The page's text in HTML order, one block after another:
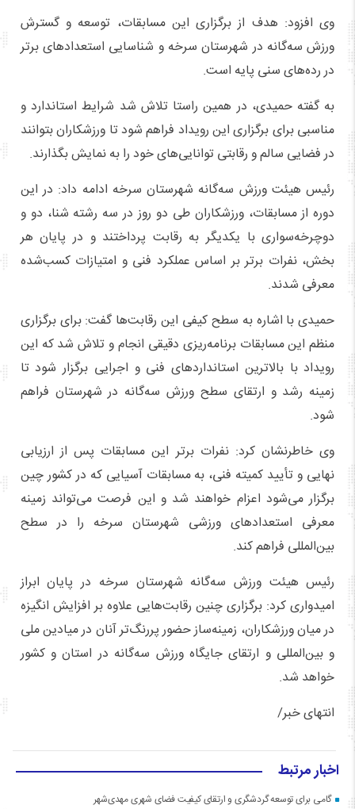
وی افزود: هدف از برگزاری این مسابقات، توسعه و گسترش
ورزش سه‌گانه در شهرستان سرخه و شناسایی استعدادهای برتر
در رده‌های سنی پایه است.
به گفته حمیدی، در همین راستا تلاش شد شرایط استاندارد و
مناسبی برای برگزاری این رویداد فراهم شود تا ورزشکاران بتوانند
در فضایی سالم و رقابتی توانایی‌های خود را به نمایش بگذارند.
رئیس هیئت ورزش سه‌گانه شهرستان سرخه ادامه داد: در این
دوره از مسابقات، ورزشکاران طی دو روز در سه رشته شنا، دو و
دوچرخه‌سواری با یکدیگر به رقابت پرداختند و در پایان هر
بخش، نفرات برتر بر اساس عملکرد فنی و امتیازات کسب‌شده
معرفی شدند.
حمیدی با اشاره به سطح کیفی این رقابت‌ها گفت: برای برگزاری
منظم این مسابقات برنامه‌ریزی دقیقی انجام و تلاش شد که این
رویداد با بالاترین استانداردهای فنی و اجرایی برگزار شود تا
زمینه رشد و ارتقای سطح ورزش سه‌گانه در شهرستان فراهم
شود.
وی خاطرنشان کرد: نفرات برتر این مسابقات پس از ارزیابی
نهایی و تأیید کمیته فنی، به مسابقات آسیایی که در کشور چین
برگزار می‌شود اعزام خواهند شد و این فرصت می‌تواند زمینه
معرفی استعدادهای ورزشی شهرستان سرخه را در سطح
بین‌المللی فراهم کند.
رئیس هیئت ورزش سه‌گانه شهرستان سرخه در پایان ابراز
امیدواری کرد: برگزاری چنین رقابت‌هایی علاوه بر افزایش انگیزه
در میان ورزشکاران، زمینه‌ساز حضور پررنگ‌تر آنان در میادین ملی
و بین‌المللی و ارتقای جایگاه ورزش سه‌گانه در استان و کشور
خواهد شد.
انتهای خبر/
اخبار مرتبط
گامی برای توسعه گردشگری و ارتقای کیفیت فضای شهری مهدی‌شهر